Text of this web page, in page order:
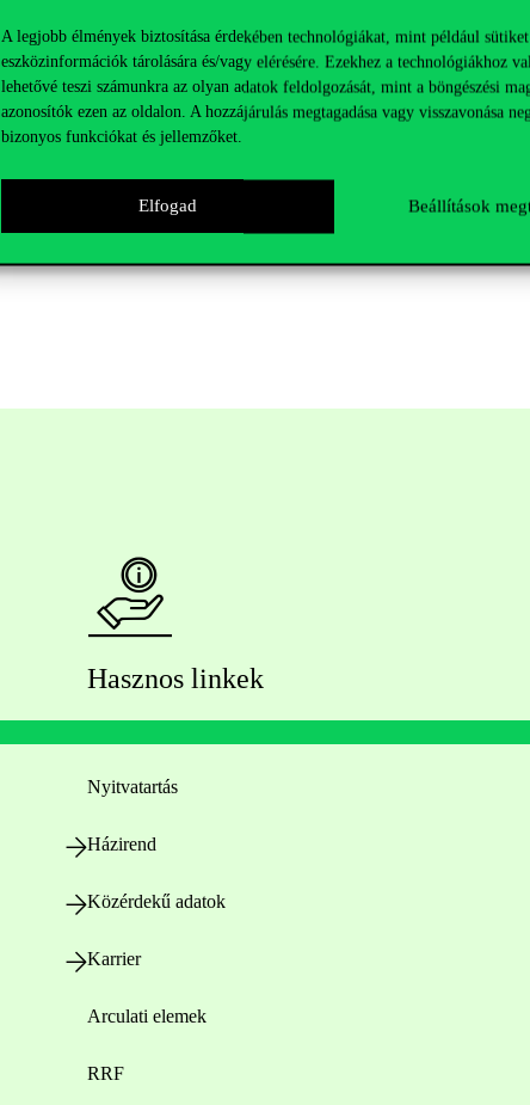
A legjobb élmények biztosítása érdekében technológiákat, mint például
eszközinformációk tárolására és/vagy elérésére. Ezekhez a technológiákhoz
lehetővé teszi számunkra az olyan adatok feldolgozását, mint a böngészési
azonosítók ezen az oldalon. A hozzájárulás megtagadása vagy visszavonása
bizonyos funkciókat és jellemzőket.
Elfogad Beállítások
Hasznos linkek
Nyitvatartás
Házirend
Közérdekű adatok
Karrier
Arculati elemek
RRF